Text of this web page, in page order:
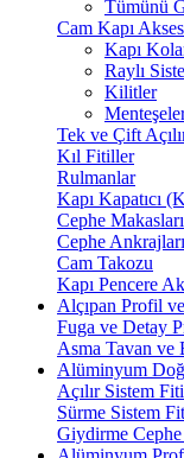
Tümünü
Cam Kapı
Kapı
Raylı
Kilitler
Tek ve Çift
Kıl Fitiller
Rulmanlar
Kapı Kapatıcı
Cephe Makasları
Cephe Ankrajları
Cam Takozu
Kapı Pencere
Alçıpan Profil
Fuga ve Detay
Asma Tavan ve
Alüminyum
Açılır Sistem
Sürme Sistem
Giydirme